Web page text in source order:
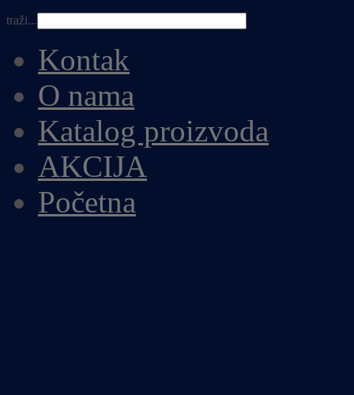
traži...
Kontak
O nama
Katalog proizvoda
AKCIJA
Početna